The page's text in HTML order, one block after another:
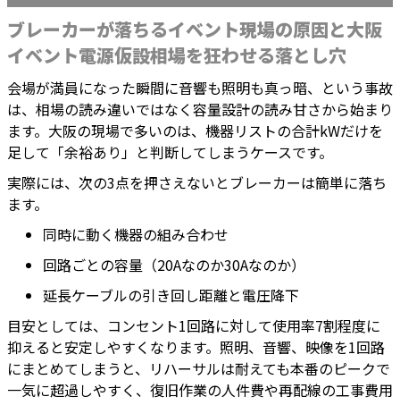
ブレーカーが落ちるイベント現場の原因と大阪
イベント電源仮設相場を狂わせる落とし穴
会場が満員になった瞬間に音響も照明も真っ暗、という事故
は、相場の読み違いではなく容量設計の読み甘さから始まり
ます。大阪の現場で多いのは、機器リストの合計kWだけを
足して「余裕あり」と判断してしまうケースです。
実際には、次の3点を押さえないとブレーカーは簡単に落ち
ます。
同時に動く機器の組み合わせ
回路ごとの容量（20Aなのか30Aなのか）
延長ケーブルの引き回し距離と電圧降下
目安としては、コンセント1回路に対して使用率7割程度に
抑えると安定しやすくなります。照明、音響、映像を1回路
にまとめてしまうと、リハーサルは耐えても本番のピークで
一気に超過しやすく、復旧作業の人件費や再配線の工事費用